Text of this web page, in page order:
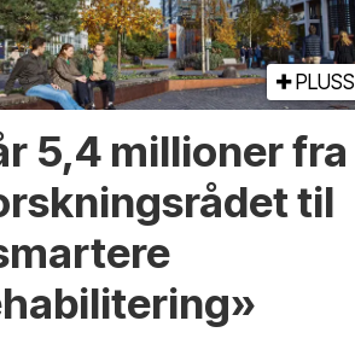
PLUSS
5,4 millioner fra
til